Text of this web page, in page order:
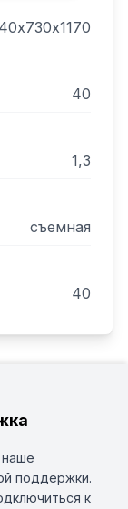
40
1,3
съемная
40
поддержки.
к